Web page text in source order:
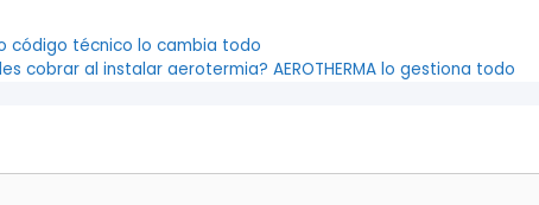
código técnico lo cambia todo
cobrar al instalar aerotermia? AEROTHERMA lo gestiona todo